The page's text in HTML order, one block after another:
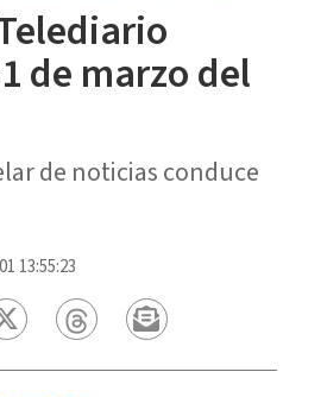
de marzo del
de noticias conduce
13:55:23